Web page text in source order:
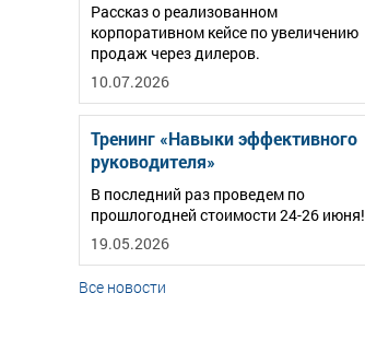
Рассказ о реализованном
корпоративном кейсе по увеличению
продаж через дилеров.
10.07.2026
Тренинг «Навыки эффективного
руководителя»
В последний раз проведем по
прошлогодней стоимости 24-26 июня!
19.05.2026
Все новости